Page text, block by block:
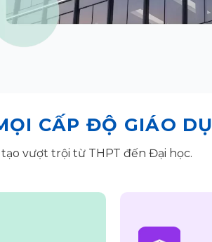
CẤP ĐỘ GIÁO
vượt trội từ THPT đến Đại học.